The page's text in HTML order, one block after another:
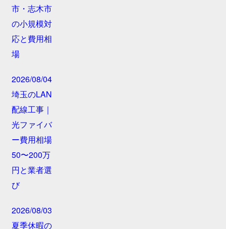
市・志木市
の小規模対
応と費用相
場
2026/08/04
埼玉のLAN
配線工事｜
光ファイバ
ー費用相場
50〜200万
円と業者選
び
2026/08/03
夏季休暇の